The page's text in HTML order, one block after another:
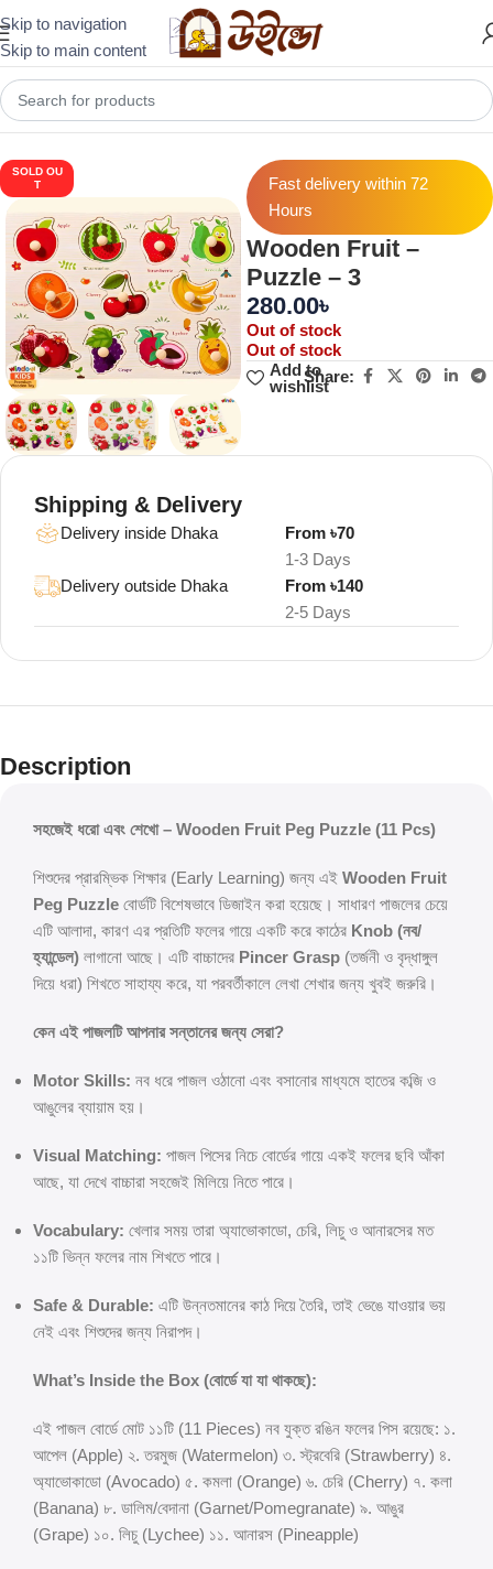
Skip to navigation
Skip to main content
Home Others
SOLD OU
T
Fast delivery within 72
Hours
Wooden Fruit –
Puzzle – 3
280.00৳
Out of stock
Out of stock
Add to
wishlist
Share:
Shipping & Delivery
Delivery inside Dhaka
1-3 Days
From ৳70
Delivery outside Dhaka
2-5 Days
From ৳140
Description
সহজেই ধরো এবং শেখো – Wooden Fruit Peg Puzzle (11 Pcs)
শিশুদের প্রারম্ভিক শিক্ষার (Early Learning) জন্য এই Wooden Fruit
Peg Puzzle বোর্ডটি বিশেষভাবে ডিজাইন করা হয়েছে। সাধারণ পাজলের চেয়ে
এটি আলাদা, কারণ এর প্রতিটি ফলের গায়ে একটি করে কাঠের Knob (নব/
হ্যান্ডেল) লাগানো আছে। এটি বাচ্চাদের Pincer Grasp (তর্জনী ও বৃদ্ধাঙ্গুল
দিয়ে ধরা) শিখতে সাহায্য করে, যা পরবর্তীকালে লেখা শেখার জন্য খুবই জরুরি।
কেন এই পাজলটি আপনার সন্তানের জন্য সেরা?
Motor Skills: নব ধরে পাজল ওঠানো এবং বসানোর মাধ্যমে হাতের কব্জি ও
আঙুলের ব্যায়াম হয়।
Visual Matching: পাজল পিসের নিচে বোর্ডের গায়ে একই ফলের ছবি আঁকা
আছে, যা দেখে বাচ্চারা সহজেই মিলিয়ে নিতে পারে।
Vocabulary: খেলার সময় তারা অ্যাভোকাডো, চেরি, লিচু ও আনারসের মত
১১টি ভিন্ন ফলের নাম শিখতে পারে।
Safe & Durable: এটি উন্নতমানের কাঠ দিয়ে তৈরি, তাই ভেঙে যাওয়ার ভয়
নেই এবং শিশুদের জন্য নিরাপদ।
What’s Inside the Box (বোর্ডে যা যা থাকছে):
এই পাজল বোর্ডে মোট ১১টি (11 Pieces) নব যুক্ত রঙিন ফলের পিস রয়েছে: ১.
আপেল (Apple) ২. তরমুজ (Watermelon) ৩. স্ট্রবেরি (Strawberry) ৪.
অ্যাভোকাডো (Avocado) ৫. কমলা (Orange) ৬. চেরি (Cherry) ৭. কলা
(Banana) ৮. ডালিম/বেদানা (Garnet/Pomegranate) ৯. আঙুর
(Grape) ১০. লিচু (Lychee) ১১. আনারস (Pineapple)